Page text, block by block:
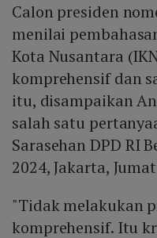
Calon presiden
menilai
Kota Nusantara
komprehensif dan
itu, disampaikan
salah satu
Sarasehan DPD RI
2024, Jakarta,
"Tidak melakukan
komprehensif. Itu